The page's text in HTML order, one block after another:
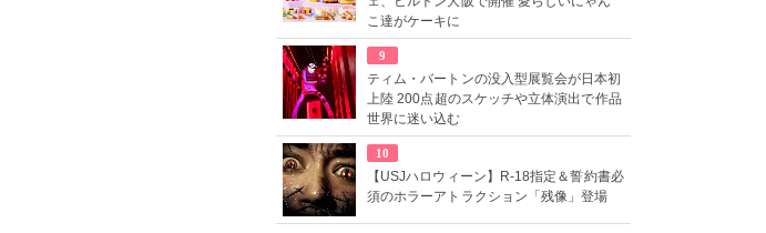
こ達がケーキに
9
ティム・バートンの没入型展覧会が日本初
上陸 200点超のスケッチや立体演出で作品
世界に迷い込む
10
【USJハロウィーン】R-18指定＆誓約書必
須のホラーアトラクション「残像」登場